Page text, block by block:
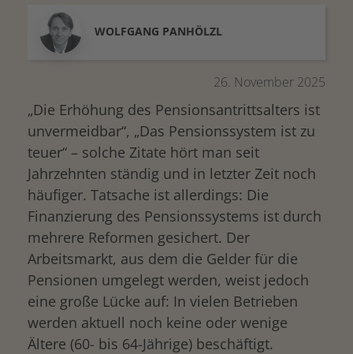
WOLFGANG PANHÖLZL
26. November 2025
„Die Erhöhung des Pensionsantrittsalters ist
unvermeidbar“, „Das Pensionssystem ist zu
teuer“ – solche Zitate hört man seit
Jahrzehnten ständig und in letzter Zeit noch
häufiger. Tatsache ist allerdings: Die
Finanzierung des Pensionssystems ist durch
mehrere Reformen gesichert. Der
Arbeitsmarkt, aus dem die Gelder für die
Pensionen umgelegt werden, weist jedoch
eine große Lücke auf: In vielen Betrieben
werden aktuell noch keine oder wenige
Ältere (60- bis 64-Jährige) beschäftigt.